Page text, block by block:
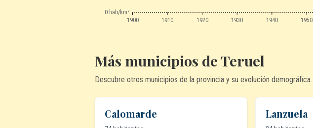
1900 1910 1920 1930 1940 1950
0 hab/km²
Más municipios de Teruel
Descubre otros municipios de la provincia y su evolución demográfica.
Calomarde Lanzuela